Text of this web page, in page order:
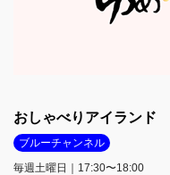
おしゃべりアイランド
ブルーチャンネル
毎週土曜日｜17:30〜18:00